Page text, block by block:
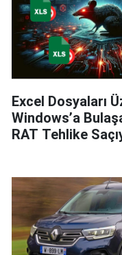
Excel Dosyaları
Windows’a
RAT Tehlike